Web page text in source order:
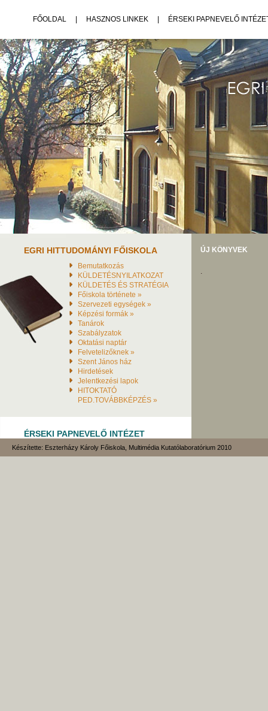
FŐOLDAL HASZNOS LINKEK ÉRSEKI PAPNEVELŐ
EGRI HITTUDOMÁNYI FŐISKOLA
Bemutatkozás
KÜLDETÉSNYILATKOZAT
KÜLDETÉS ÉS STRATÉGIA
Főiskola története »
Szervezeti egységek »
Képzési formák »
Tanárok
Szabályzatok
Oktatási naptár
Felvetelizőknek »
Szent János ház
Hirdetések
Jelentkezési lapok
HITOKTATÓ
PED.TOVÁBBKÉPZÉS »
ÉRSEKI PAPNEVELŐ INTÉZET
ÚJ KÖNYVEK
.
Készítette: Eszterházy Károly Főiskola, Multimédia Kutatólaboratórium 2010